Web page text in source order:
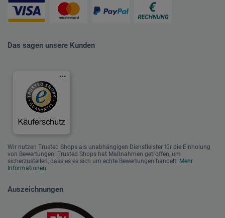
Das sagen unsere Kunden
Wir nutzen Trusted Shops als unabhängigen Dienstleister für die Einholung
von Bewertungen. Trusted Shops hat Maßnahmen getroffen, um
sicherzustellen, dass es es sich um echte Bewertungen handelt. Mehr
Informationen
Auszeichnungen